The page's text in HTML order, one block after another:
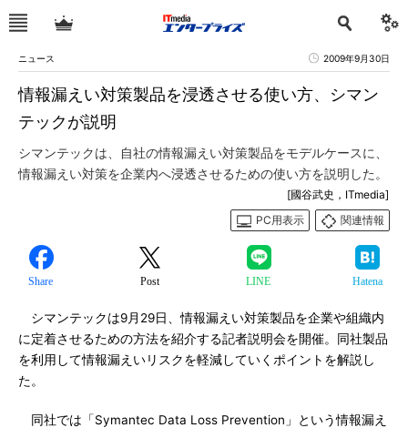
ニュース 2009年9月30日
情報漏えい対策製品を浸透させる使い方、シマン
テックが説明
シマンテックは、自社の情報漏えい対策製品をモデルケースに、
情報漏えい対策を企業内へ浸透させるための使い方を説明した。
[國谷武史，ITmedia]
PC用表示
関連情報
Share Post LINE Hatena
シマンテックは9月29日、情報漏えい対策製品を企業や組織内
に定着させるための方法を紹介する記者説明会を開催。同社製品
を利用して情報漏えいリスクを軽減していくポイントを解説し
た。
同社では「Symantec Data Loss Prevention」という情報漏え